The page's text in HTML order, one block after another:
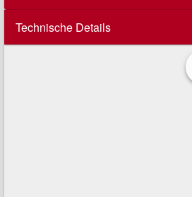
Technische Details